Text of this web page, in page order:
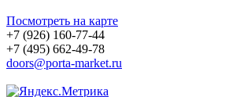
Посмотреть на карте
+7 (926) 160-77-44
+7 (495) 662-49-78
doors@porta-market.ru